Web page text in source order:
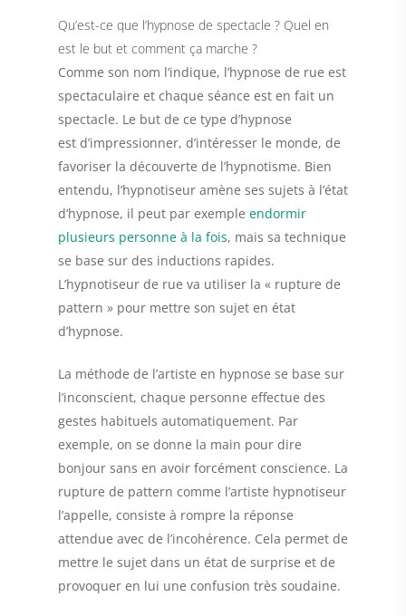
Qu’est-ce que l’hypnose de spectacle ? Quel en
est le but et comment ça marche ?
Comme son nom l’indique, l’hypnose de rue est
spectaculaire et chaque séance est en fait un
spectacle. Le but de ce type d’hypnose
est d’impressionner, d’intéresser le monde, de
favoriser la découverte de l’hypnotisme. Bien
entendu, l’hypnotiseur amène ses sujets à l’état
d’hypnose, il peut par exemple endormir
plusieurs personne à la fois, mais sa technique
se base sur des inductions rapides.
L’hypnotiseur de rue va utiliser la « rupture de
pattern » pour mettre son sujet en état
d’hypnose.
La méthode de l’artiste en hypnose se base sur
l’inconscient, chaque personne effectue des
gestes habituels automatiquement. Par
exemple, on se donne la main pour dire
bonjour sans en avoir forcément conscience. La
rupture de pattern comme l’artiste hypnotiseur
l’appelle, consiste à rompre la réponse
attendue avec de l’incohérence. Cela permet de
mettre le sujet dans un état de surprise et de
provoquer en lui une confusion très soudaine.